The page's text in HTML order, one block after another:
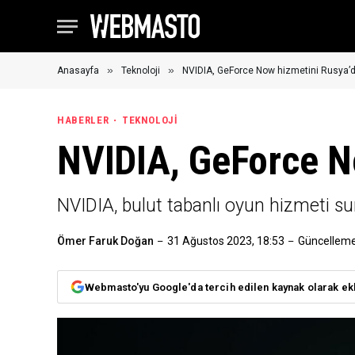
Anasayfa » Teknoloji » NVIDIA, GeForce Now hizmetini
HABERLER TEKNOLOJI
NVIDIA, GeForce
NVIDIA, bulut tabanlı oyun hizmeti
Ömer Faruk Doğan 31 Ağustos 2023, 18:53
Webmasto'yu Google'da tercih edilen kaynak olarak